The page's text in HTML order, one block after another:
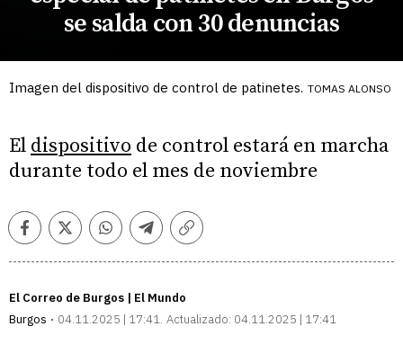
se salda con 30 denuncias
Imagen del dispositivo de control de patinetes. TOMAS ALONSO
El dispositivo de control estará en marcha
durante todo el mes de noviembre
FacebookTwitterWhatsappTelegramCopiar
El Correo de Burgos | El Mundo
Burgos
04.11.2025 | 17:41 Actualizado: 04.11.2025 | 17:41